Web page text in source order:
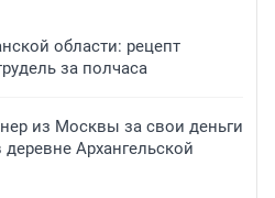
области: рецепт
за полчаса
из Москвы за свои деньги
Архангельской